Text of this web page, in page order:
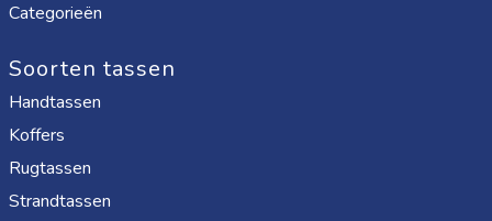
Categorieën
Soorten tassen
Handtassen
Koffers
Rugtassen
Strandtassen